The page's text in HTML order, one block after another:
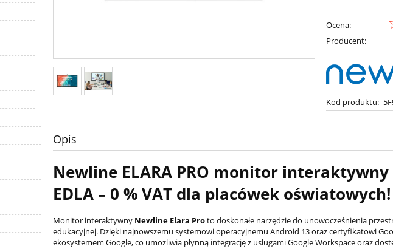
Ocena:
Producent:
Kod produktu:
Opis
Newline ELARA PRO monitor interaktywny
EDLA – 0 % VAT dla placówek oświatowych!
Monitor interaktywny Newline Elara Proto doskonałe narzędzie do unowocześnienia
edukacyjnej. Dzięki najnowszemu systemowi operacyjnemu Android 13 oraz certyfikatowi
ekosystemem Google, co umożliwia płynną integrację z usługami Google Workspace oraz